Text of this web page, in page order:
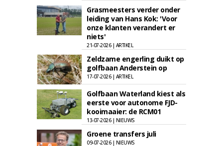
Grasmeesters verder onder
leiding van Hans Kok: 'Voor
onze klanten verandert er
niets'
21-07-2026 | ARTIKEL
Zeldzame engerling duikt op
golfbaan Anderstein op
17-07-2026 | ARTIKEL
Golfbaan Waterland kiest als
eerste voor autonome FJD-
kooimaaier: de RCM01
13-07-2026 | NIEUWS
Groene transfers juli
09-07-2026 | NIEUWS